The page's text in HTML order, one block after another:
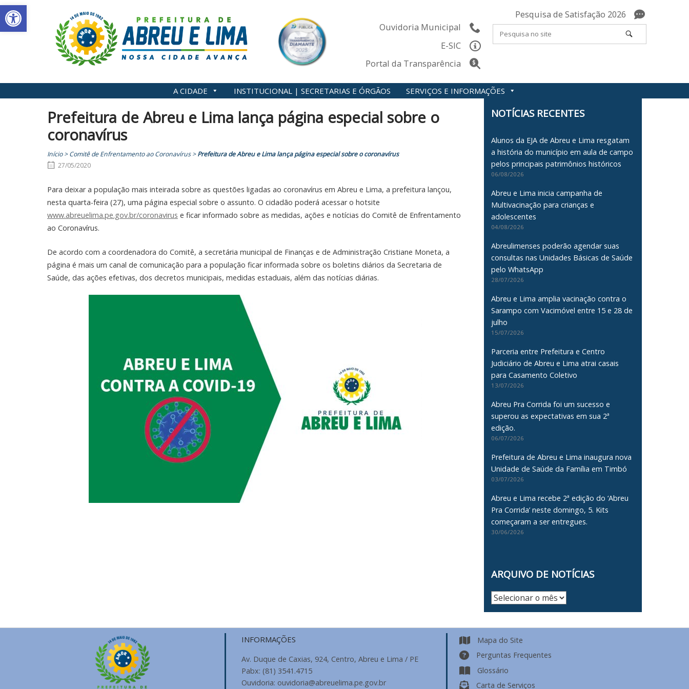
Abrir a barra de ferramentas
Skip
to
content
Ouvidoria Municipal
E-SIC
Portal da Transparência
Pesquisa de Satisfação 2026
A CIDADE INSTITUCIONAL | SECRETARIAS E ÓRGÃOS SERVIÇOS E INFORMAÇÕES
Prefeitura de Abreu e Lima lança página especial sobre o
coronavírus
Início>Comitê de Enfrentamento ao Coronavírus>Prefeitura de Abreu e Lima lança página especial sobre o coronavírus
27/05/2020
Para deixar a população mais inteirada sobre as questões ligadas ao coronavírus em Abreu e Lima, a prefeitura lançou,
nesta quarta-feira (27), uma página especial sobre o assunto. O cidadão poderá acessar o hotsite
www.abreuelima.pe.gov.br/coronavirus e ficar informado sobre as medidas, ações e notícias do Comitê de Enfrentamento
ao Coronavírus.
De acordo com a coordenadora do Comitê, a secretária municipal de Finanças e de Administração Cristiane Moneta, a
página é mais um canal de comunicação para a população ficar informada sobre os boletins diários da Secretaria de
Saúde, das ações efetivas, dos decretos municipais, medidas estaduais, além das notícias diárias.
NOTÍCIAS RECENTES
Alunos da EJA de Abreu e Lima resgatam
a história do município em aula de campo
pelos principais patrimônios históricos
06/08/2026
Abreu e Lima inicia campanha de
Multivacinação para crianças e
adolescentes
04/08/2026
Abreulimenses poderão agendar suas
consultas nas Unidades Básicas de Saúde
pelo WhatsApp
28/07/2026
Abreu e Lima amplia vacinação contra o
Sarampo com Vacimóvel entre 15 e 28 de
julho
15/07/2026
Parceria entre Prefeitura e Centro
Judiciário de Abreu e Lima atrai casais
para Casamento Coletivo
13/07/2026
Abreu Pra Corrida foi um sucesso e
superou as expectativas em sua 2ª
edição.
06/07/2026
Prefeitura de Abreu e Lima inaugura nova
Unidade de Saúde da Família em Timbó
03/07/2026
Abreu e Lima recebe 2ª edição do ‘Abreu
Pra Corrida’ neste domingo, 5. Kits
começaram a ser entregues.
30/06/2026
ARQUIVO DE NOTÍCIAS
Arquivo
INFORMAÇÕES
Av. Duque de Caxias, 924, Centro, Abreu e Lima / PE
Pabx: (81) 3541.4715
Ouvidoria: ouvidoria@abreuelima.pe.gov.br
Mapa do Site
Perguntas Frequentes
Glossário
Carta de Serviços